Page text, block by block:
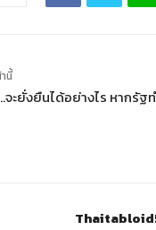
นี้
ะยั่งยืนได้อย่างไร หากรัฐท